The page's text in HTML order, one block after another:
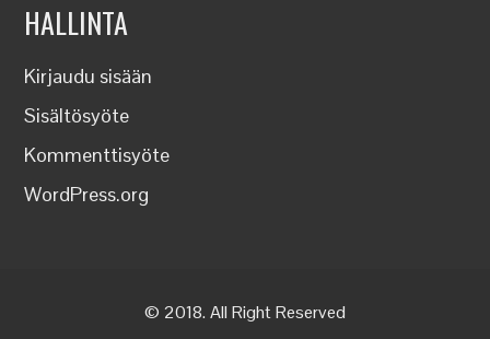
HALLINTA
Kirjaudu sisään
Sisältösyöte
Kommenttisyöte
WordPress.org
© 2018. All Right Reserved